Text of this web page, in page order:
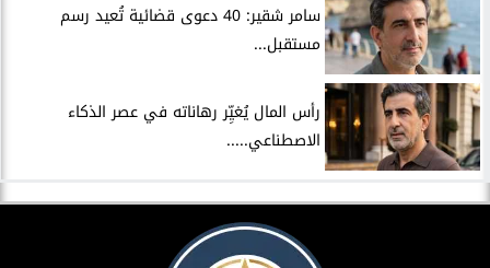
سامر شقير: 40 دعوى قضائية تُعيد رسم
مستقبل...
رأس المال يُغيِّر رهاناته في عصر الذكاء
الاصطناعي.....